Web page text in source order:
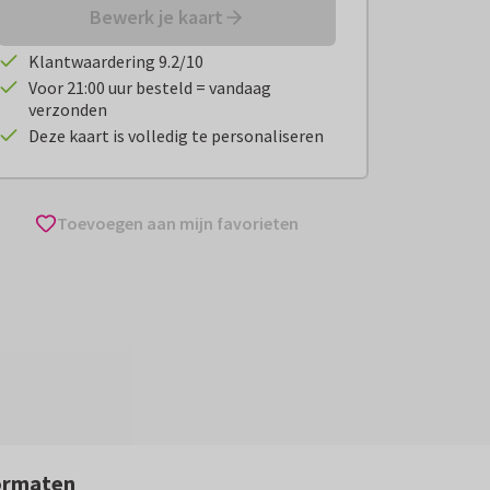
Bewerk je kaart
Klantwaardering 9.2/10
Voor 21:00 uur besteld = vandaag
verzonden
Deze kaart is volledig te personaliseren
Toevoegen aan mijn favorieten